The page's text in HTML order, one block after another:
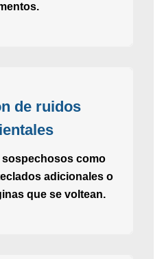
de ruidos
sospechosos como
adicionales o
que se voltean.